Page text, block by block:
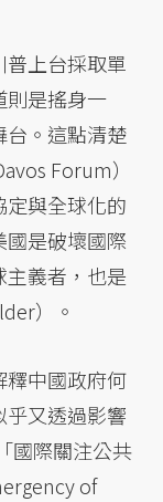
上台採取單
則是搖身一
台。這點清楚
Forum）
與全球化的
是破壞國際
義者，也是
）。
釋中國政府何
又透過影響
國際關注公共
of